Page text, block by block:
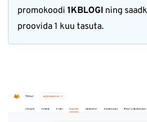
promokoodi 1KBLOGI ning
proovida 1 kuu tasuta.